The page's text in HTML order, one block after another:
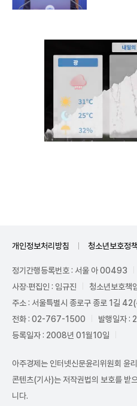
개인정보처리방침 청소년보호정책
정기간행등록번호 : 서울 아 00493
사장·편집인 : 임규진
청소년보호책
주소 : 서울특별시 종로구 종로 1길
전화 : 02-767-1500
발행일자 :
등록일자 : 2008년 01월10일
아주경제는 인터넷신문윤리위원회 윤
콘텐츠(기사)는 저작권법의 보호를 받
니다.